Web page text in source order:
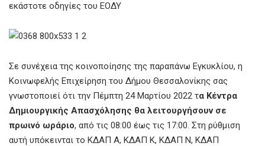
εκάστοτε οδηγίες του ΕΟΔΥ
Σε συνέχεια της κοινοποίησης της παραπάνω Εγκυκλίου, η
Κοινωφελής Επιχείρηση του Δήμου Θεσσαλονίκης σας
γνωστοποιεί ότι την Πέμπτη 24 Μαρτίου 2022 τα Κέντρα
Δημιουργικής Απασχόλησης θα λειτουργήσουν σε
πρωινό ωράριο, από τις 08:00 έως τις 17:00. Στη ρύθμιση
αυτή υπόκεινται το ΚΔΑΠ Α, ΚΔΑΠ Κ, ΚΔΑΠ Ν, ΚΔΑΠ